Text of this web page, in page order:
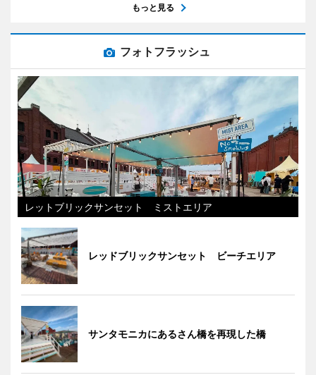
もっと見る
フォトフラッシュ
レットブリックサンセット ミストエリア
レッドブリックサンセット ビーチエリア
サンタモニカにあるさん橋を再現した橋